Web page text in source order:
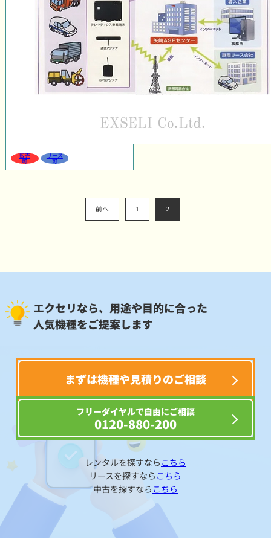
販売
可
リース
可
前へ 1 2
エクセリなら、用途や目的に合った
人気機種をご提案します
まずは機種や見積りのご相談
フリーダイヤルで自由にご相談
0120-880-200
レンタルを探すなら こちら
リースを探すなら こちら
中古を探すなら こちら